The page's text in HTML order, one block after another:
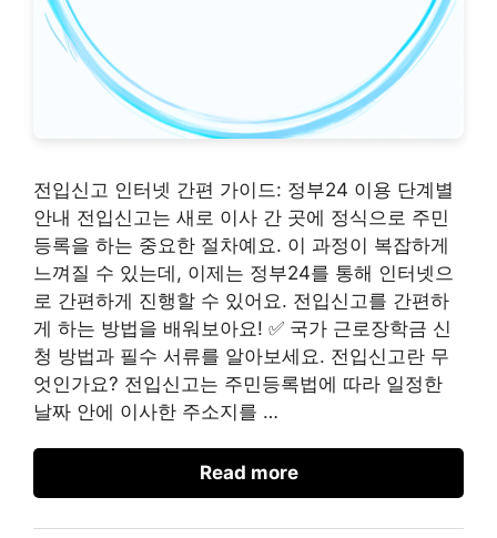
전입신고 인터넷 간편 가이드: 정부24 이용 단계별
안내 전입신고는 새로 이사 간 곳에 정식으로 주민
등록을 하는 중요한 절차예요. 이 과정이 복잡하게
느껴질 수 있는데, 이제는 정부24를 통해 인터넷으
로 간편하게 진행할 수 있어요. 전입신고를 간편하
게 하는 방법을 배워보아요! ✅ 국가 근로장학금 신
청 방법과 필수 서류를 알아보세요. 전입신고란 무
엇인가요? 전입신고는 주민등록법에 따라 일정한
날짜 안에 이사한 주소지를 …
Read more